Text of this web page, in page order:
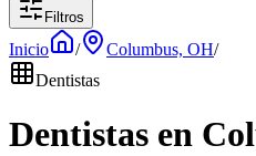
Filtros
Inicio / Columbus, OH/
Dentistas
Dentistas en